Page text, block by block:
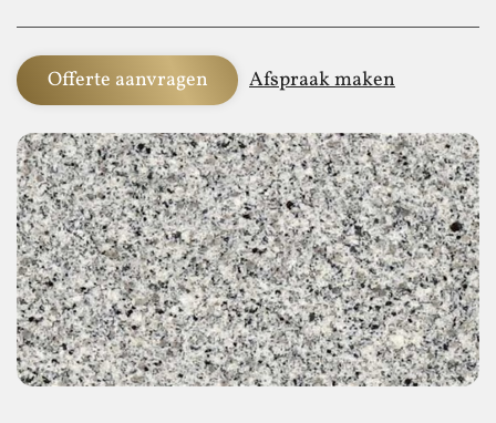
Offerte aanvragen Afspraak maken